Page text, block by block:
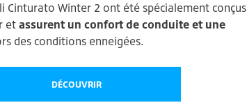
Cinturato Winter 2 ont été spécialement conçus
etassurent un confort de conduite et une
des conditions enneigées.
DÉCOUVRIR